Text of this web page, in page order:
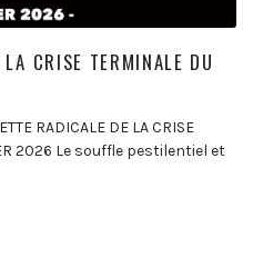
CRISE TERMINALE DU
RADICALE DE LA CRISE
2026 Le souffle pestilentiel et